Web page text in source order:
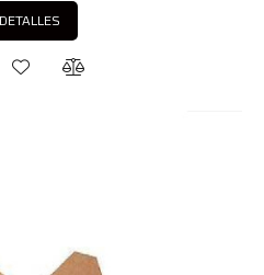
DETALLES